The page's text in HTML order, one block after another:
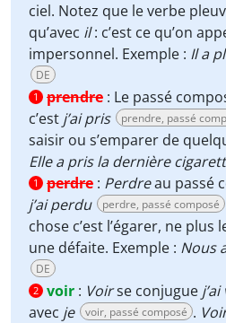
ciel. Notez que le verbe
qu’avec il: c’est ce qu’on
impersonnel. Exemple : Il a
DE
1 prendre : Le passé
c’est j’ai pris prendre, passé
saisir ou s’emparer de
Elle a pris la dernière
1 perdre : Perdreau passé
j’ai perdu
perdre, passé composé
chose c’est l’égarer, ne
une défaite. Exemple : Nous
DE
2 voir : Voirse conjugue
avec je voir, passé composé .